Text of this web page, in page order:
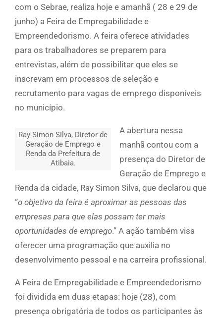
com o Sebrae, realiza hoje e amanhã ( 28 e 29 de
junho) a Feira de Empregabilidade e
Empreendedorismo. A feira oferece atividades
para os trabalhadores se preparem para
entrevistas, além de possibilitar que eles se
inscrevam em processos de seleção e
recrutamento para vagas de emprego disponíveis
no município.
Ray Simon Silva, Diretor de
Geração de Emprego e
Renda da Prefeitura de
Atibaia.
A abertura nessa
manhã contou com a
presença do Diretor de
Geração de Emprego e
Renda da cidade, Ray Simon Silva, que declarou que
“o objetivo da feira é aproximar as pessoas das
empresas para que elas possam ter mais
oportunidades de emprego.” A ação também visa
oferecer uma programação que auxilia no
desenvolvimento pessoal e na carreira profissional.
A Feira de Empregabilidade e Empreendedorismo
foi dividida em duas etapas: hoje (28), com
presença obrigatória de todos os participantes às